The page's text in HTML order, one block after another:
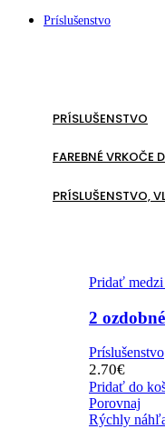
Príslušenstvo
PRÍSLUŠENSTVO
FAREBNÉ VRKOČE
PRÍSLUŠENSTVO,
Pridať
2
Príslušenstvo
2.70€
Pridať do
Porovnaj
Rýchly